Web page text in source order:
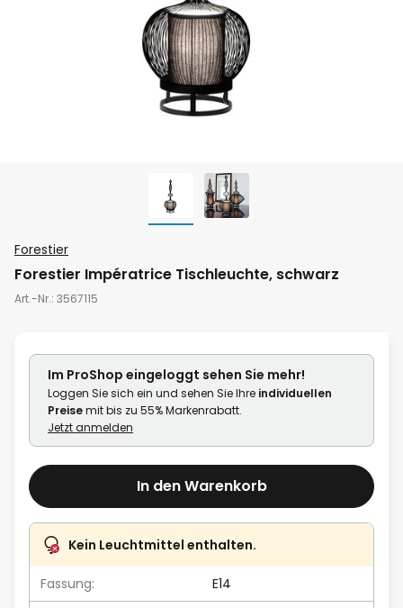
Anfang
der
Bildgalerie
Forestier
Forestier Impératrice Tischleuchte, schwarz
Art.-Nr. 3567115
Im ProShop eingeloggt sehen Sie mehr!
Loggen Sie sich ein und sehen Sie Ihre individuellen
Preisemit bis zu 55% Markenrabatt.
Jetzt anmelden
In den Warenkorb
Kein Leuchtmittel enthalten.
Fassung:
E14